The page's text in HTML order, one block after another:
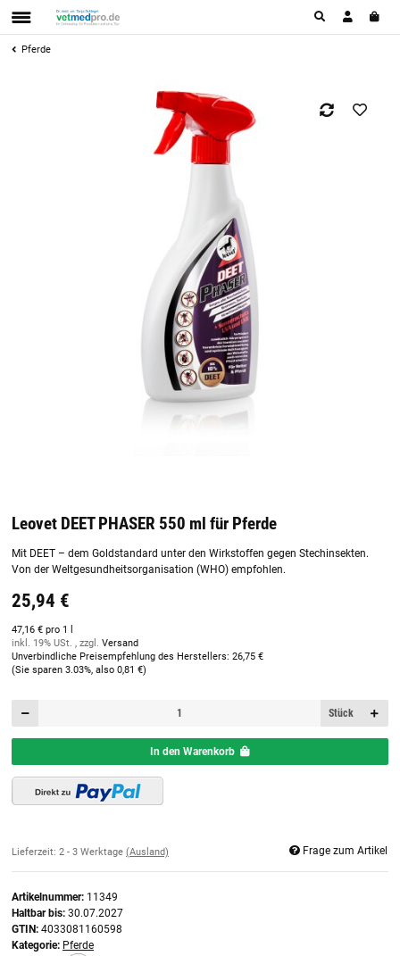
Pferde
Leovet DEET PHASER 550 ml für Pferde
Mit DEET – dem Goldstandard unter den Wirkstoffen gegen Stechinsekten.
Von der Weltgesundheitsorganisation (WHO) empfohlen.
25,94 €
47,16 € pro 1 l
inkl. 19% USt. , zzgl. Versand
Unverbindliche Preisempfehlung des Herstellers: 26,75 €
(Sie sparen 3.03%, also 0,81 €)
Stück
In den Warenkorb
Lieferzeit: 2 - 3 Werktage (Ausland) Frage zum Artikel
Artikelnummer: 11349
Haltbar bis: 30.07.2027
GTIN: 4033081160598
Kategorie: Pferde